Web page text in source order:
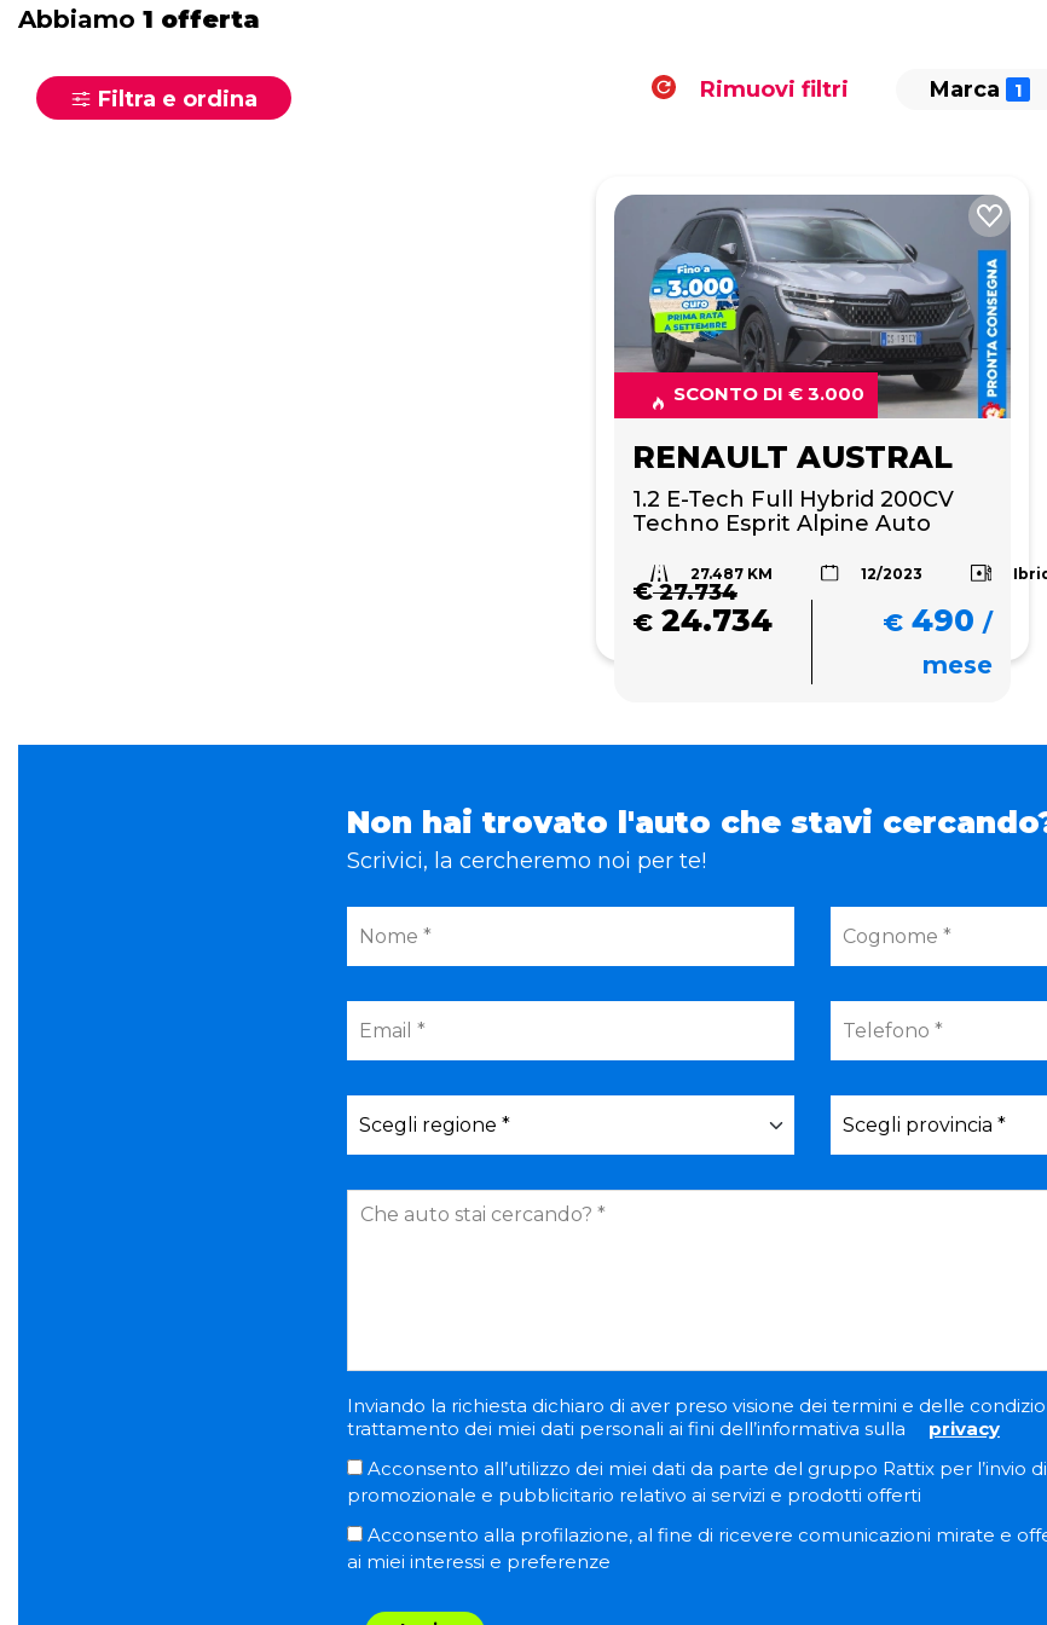
Abbiamo 1 offerta
Filtra e ordina Rimuovi filtri Marca
SCONTO DI € 3.000
RENAULT AUSTRAL
1.2 E-Tech Full Hybrid 200CV
Techno Esprit Alpine Auto
27.487 KM 12/2023
€27.734
€ 24.734 € 490 /
mese
Non hai trovato l'auto che stavi
Scrivici, la cercheremo noi per te!
Inviando la richiesta dichiaro di aver preso visione dei termini e delle
trattamento dei miei dati personali ai fini dell’informativa sulla
privacy
Acconsento all’utilizzo dei miei dati da parte del gruppo Rattix per l’invio
promozionale e pubblicitario relativo ai servizi e prodotti offerti
Acconsento alla profilazione, al fine di ricevere comunicazioni mirate e
ai miei interessi e preferenze